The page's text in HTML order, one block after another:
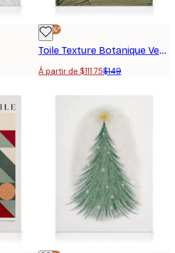
-25%*
Toile Texture Botanique Verte
À partir de $111.75$149